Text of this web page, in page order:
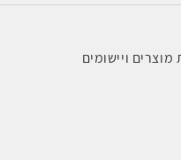
ויישומים